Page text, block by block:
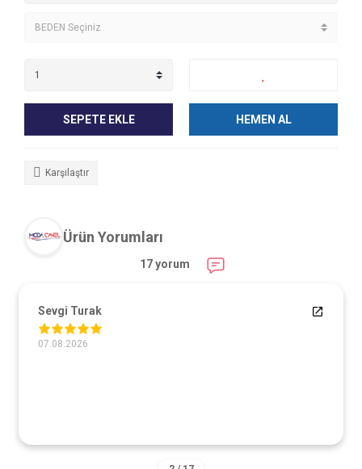
SEPETE EKLE HEMEN AL
Karşılaştır
Ürün Yorumları
17 yorum
Sevgi Turak
07.08.2026